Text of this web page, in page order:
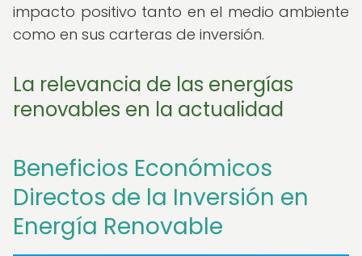
impacto positivo tanto en el medio ambiente
como en sus carteras de inversión.
La relevancia de las energías
renovables en la actualidad
Beneficios Económicos
Directos de la Inversión en
Energía Renovable